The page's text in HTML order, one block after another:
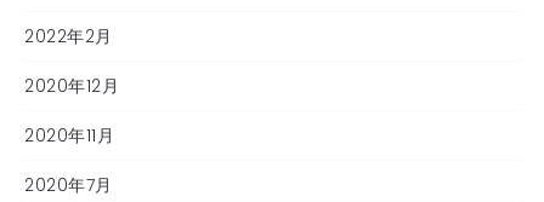
2022年2月
2020年12月
2020年11月
2020年7月